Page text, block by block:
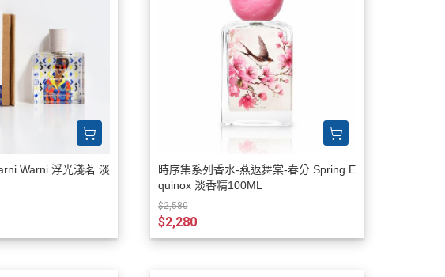
Warni 浮光淺茗 淡
時序集系列香水-燕返舞棠-春分 Spring E
quinox 淡香精100ML
$2,580
$2,280